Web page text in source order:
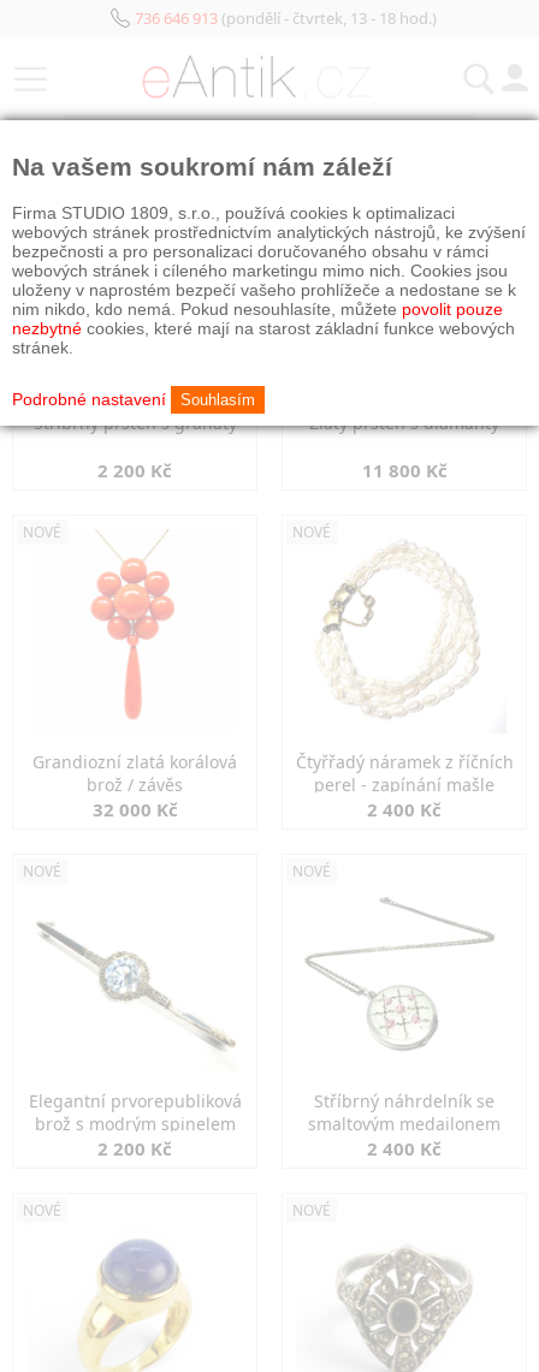
736 646 913(pondělí - čtvrtek, 13 - 18 hod.)
Stříbrný prsten s granáty
2 200 Kč
Zlatý prsten s diamanty
11 800 Kč
NOVÉ
Grandiozní zlatá korálová
brož / závěs
32 000 Kč
NOVÉ
Čtyřřadý náramek z říčních
perel - zapínání mašle
2 400 Kč
NOVÉ
Elegantní prvorepubliková
brož s modrým spinelem
2 200 Kč
NOVÉ
Stříbrný náhrdelník se
smaltovým medailonem
2 400 Kč
NOVÉ NOVÉ
Na vašem soukromí nám záleží
Firma STUDIO 1809, s.r.o., používá cookies k optimalizaci
webových stránek prostřednictvím analytických nástrojů, ke zvýšení
bezpečnosti a pro personalizaci doručovaného obsahu v rámci
webových stránek i cíleného marketingu mimo nich. Cookies jsou
uloženy v naprostém bezpečí vašeho prohlížeče a nedostane se k
nim nikdo, kdo nemá. Pokud nesouhlasíte, můžete povolit pouze
nezbytné cookies, které mají na starost základní funkce webových
stránek.
Podrobné nastavení Souhlasím